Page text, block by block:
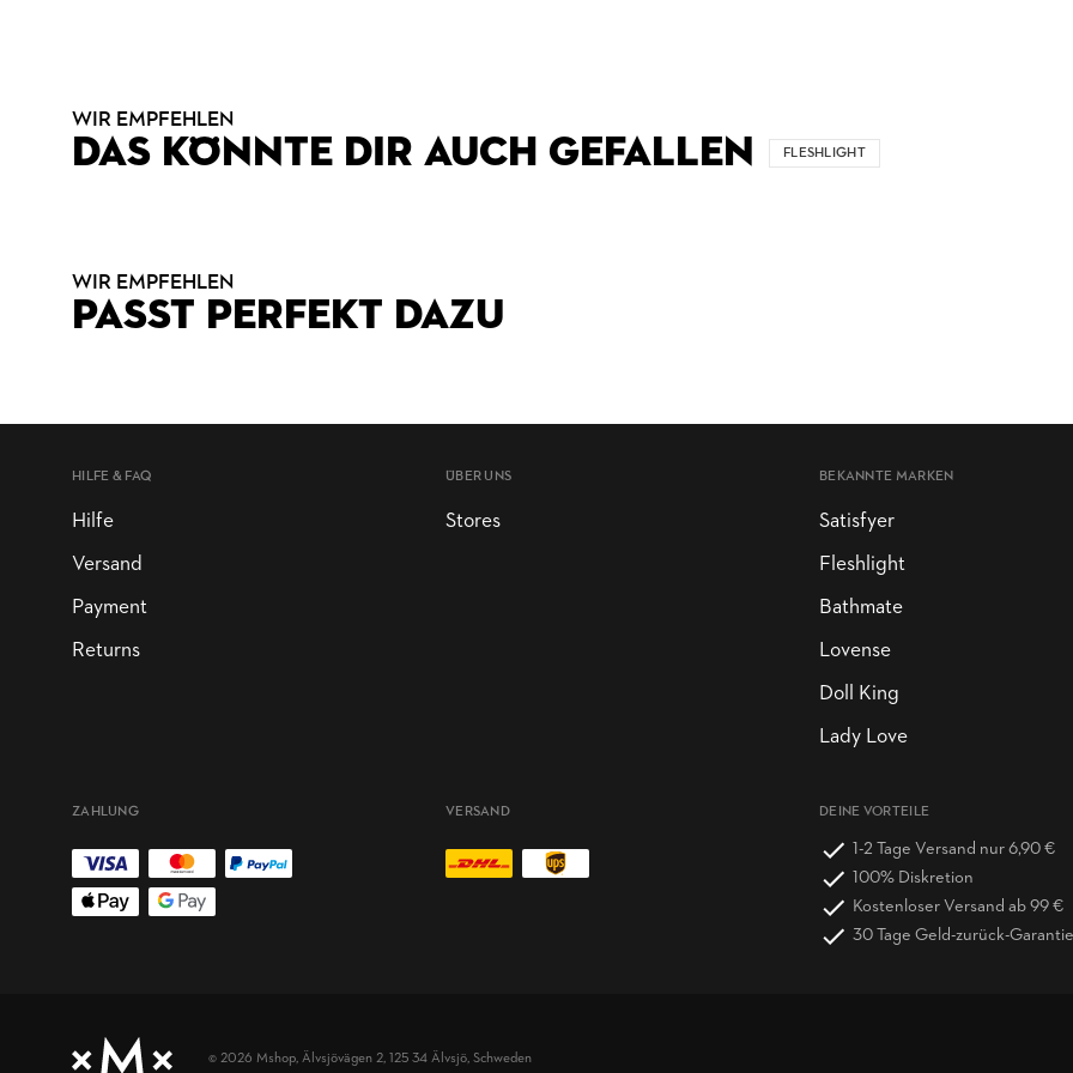
WIR EMPFEHLEN
DAS KÖNNTE DIR AUCH GEFALLEN FLESHLIGHT
WIR EMPFEHLEN
PASST PERFEKT DAZU
HILFE & FAQ
Hilfe
Versand
Payment
Returns
ÜBER UNS
Stores
BEKANNTE MARKEN
Satisfyer
Fleshlight
Bathmate
Lovense
Doll King
Lady Love
DEINE VORTEILE
1-2 Tage Versand nur 6,90 €
100% Diskretion
Kostenloser Versand ab 99 €
30 Tage Geld-zurück-Garantie
ZAHLUNG VERSAND
© 2026 Mshop, Älvsjövägen 2, 125 34 Älvsjö, Schweden